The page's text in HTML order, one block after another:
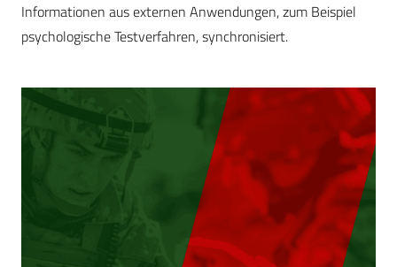
Informationen aus externen Anwendungen, zum Beispiel
psychologische Testverfahren, synchronisiert.